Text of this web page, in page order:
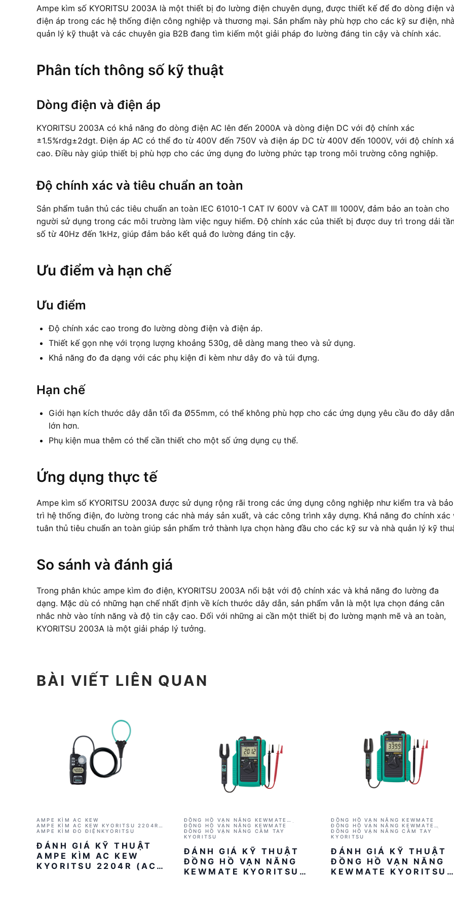
Ampe kìm số KYORITSU 2003A là một thiết bị đo lường điện chuyên dụng, được thiết kế để đo dòng điện và
điện áp trong các hệ thống điện công nghiệp và thương mại. Sản phẩm này phù hợp cho các kỹ sư điện, nhà
quản lý kỹ thuật và các chuyên gia B2B đang tìm kiếm một giải pháp đo lường đáng tin cậy và chính xác.
Phân tích thông số kỹ thuật
Dòng điện và điện áp
KYORITSU 2003A có khả năng đo dòng điện AC lên đến 2000A và dòng điện DC với độ chính xác
±1.5%rdg±2dgt. Điện áp AC có thể đo từ 400V đến 750V và điện áp DC từ 400V đến 1000V, với độ chính
cao. Điều này giúp thiết bị phù hợp cho các ứng dụng đo lường phức tạp trong môi trường công nghiệp.
Độ chính xác và tiêu chuẩn an toàn
Sản phẩm tuân thủ các tiêu chuẩn an toàn IEC 61010-1 CAT IV 600V và CAT III 1000V, đảm bảo an toàn cho
người sử dụng trong các môi trường làm việc nguy hiểm. Độ chính xác của thiết bị được duy trì trong dải
số từ 40Hz đến 1kHz, giúp đảm bảo kết quả đo lường đáng tin cậy.
Ưu điểm và hạn chế
Ưu điểm
Độ chính xác cao trong đo lường dòng điện và điện áp.
Thiết kế gọn nhẹ với trọng lượng khoảng 530g, dễ dàng mang theo và sử dụng.
Khả năng đo đa dạng với các phụ kiện đi kèm như dây đo và túi đựng.
Hạn chế
Giới hạn kích thước dây dẫn tối đa Ø55mm, có thể không phù hợp cho các ứng dụng yêu cầu đo dây dẫn
lớn hơn.
Phụ kiện mua thêm có thể cần thiết cho một số ứng dụng cụ thể.
Ứng dụng thực tế
Ampe kìm số KYORITSU 2003A được sử dụng rộng rãi trong các ứng dụng công nghiệp như kiểm tra và bảo
trì hệ thống điện, đo lường trong các nhà máy sản xuất, và các công trình xây dựng. Khả năng đo chính xác
tuân thủ tiêu chuẩn an toàn giúp sản phẩm trở thành lựa chọn hàng đầu cho các kỹ sư và nhà quản lý kỹ
So sánh và đánh giá
Trong phân khúc ampe kìm đo điện, KYORITSU 2003A nổi bật với độ chính xác và khả năng đo lường đa
dạng. Mặc dù có những hạn chế nhất định về kích thước dây dẫn, sản phẩm vẫn là một lựa chọn đáng cân
nhắc nhờ vào tính năng và độ tin cậy cao. Đối với những ai cần một thiết bị đo lường mạnh mẽ và an toàn,
KYORITSU 2003A là một giải pháp lý tưởng.
BÀI VIẾT LIÊN QUAN
AMPE KÌM AC KEW
AMPE KÌM AC KEW KYORITSU 2204R
(AC 400A)
AMPE KÌM ĐO ĐIỆNKYORITSU
ĐÁNH GIÁ KỸ THUẬT
AMPE KÌM AC KEW
KYORITSU 2204R (AC
ĐỒNG HỒ VẠN NĂNG KEWMATE
KYORITSU 2012RA (KẸP CẢM BIẾN
AC/DC)
ĐỒNG HỒ VẠN NĂNG KEWMATE
ĐỒNG HỒ VẠN NĂNG CẦM TAY
KYORITSU
ĐÁNH GIÁ KỸ THUẬT
ĐỒNG HỒ VẠN NĂNG
KEWMATE KYORITSU
ĐỒNG HỒ VẠN NĂNG KEWMATE
ĐỒNG HỒ VẠN NĂNG KEWMATE
KYORITSU 2001A (KÈM CẢM BIẾN
AC/DC)
ĐỒNG HỒ VẠN NĂNG CẦM TAY
KYORITSU
ĐÁNH GIÁ KỸ THUẬT
ĐỒNG HỒ VẠN NĂNG
KEWMATE KYORITSU